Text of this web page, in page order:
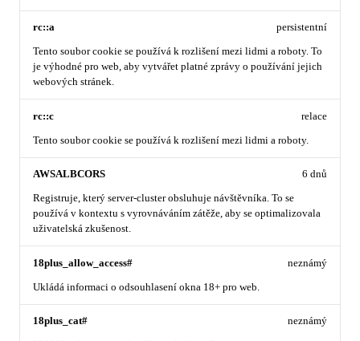
rc::a
Tento soubor cookie se používá k rozlišení mezi lidmi a roboty. To
je výhodné pro web, aby vytvářet platné zprávy o používání jejich
webových stránek.
persistentní
rc::c
Tento soubor cookie se používá k rozlišení mezi lidmi a roboty.
relace
AWSALBCORS
Registruje, který server-cluster obsluhuje návštěvníka. To se
používá v kontextu s vyrovnáváním zátěže, aby se optimalizovala
uživatelská zkušenost.
6 dnů
18plus_allow_access#
Ukládá informaci o odsouhlasení okna 18+ pro web.
neznámý
18plus_cat# neznámý